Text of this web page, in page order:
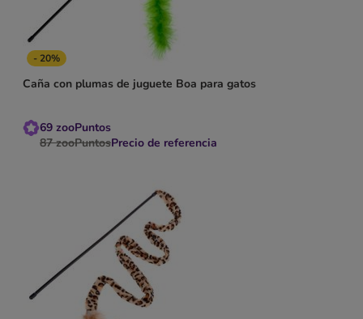
- 20%
Caña con plumas de juguete Boa para gatos
69 zooPuntos
87 zooPuntosPrecio de referencia